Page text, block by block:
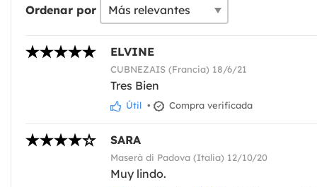
Ordenar por
ELVINE
CUBNEZAIS (Francia) 18/6/21
Tres Bien
Útil • Compra verificada
SARA
Maserà di Padova (Italia) 12/10/20
Muy lindo.